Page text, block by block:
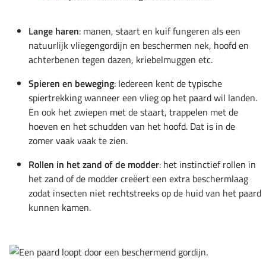
Lange haren: manen, staart en kuif fungeren als een
natuurlijk vliegengordijn en beschermen nek, hoofd en
achterbenen tegen dazen, kriebelmuggen etc.
Spieren en beweging: Iedereen kent de typische
spiertrekking wanneer een vlieg op het paard wil landen.
En ook het zwiepen met de staart, trappelen met de
hoeven en het schudden van het hoofd. Dat is in de
zomer vaak vaak te zien.
Rollen in het zand of de modder: het instinctief rollen in
het zand of de modder creëert een extra beschermlaag
zodat insecten niet rechtstreeks op de huid van het paard
kunnen kamen.